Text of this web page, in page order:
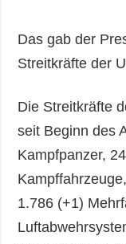
Das gab der
Streitkräfte der
Die Streitkräfte
seit Beginn des
Kampfpanzer,
1.786 (+1)